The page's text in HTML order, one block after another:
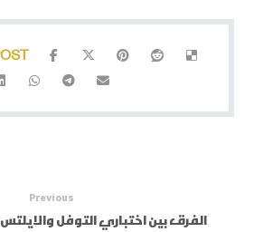
Previous
IELTS vs TOEFL | الفرق بين اختباري التوفل والايلتس